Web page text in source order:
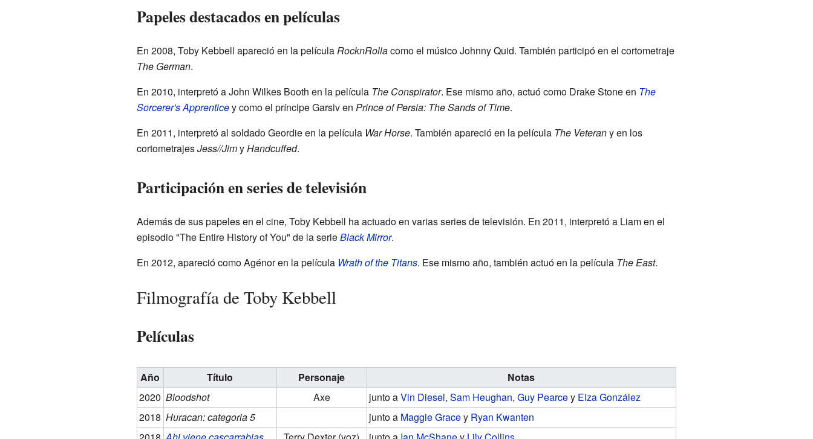
Papeles destacados en películas
En 2008, Toby Kebbell apareció en la películaRocknRollacomo el músico Johnny Quid. También participó en el cortometraje
The German.
En 2010, interpretó a John Wilkes Booth en la película The Conspirator. Ese mismo año, actuó como Drake Stone en The
Sorcerer's Apprenticey como el príncipe Garsiv en Prince of Persia: The Sands of Time.
En 2011, interpretó al soldado Geordie en la película War Horse. También apareció en la película The Veterany en los
cortometrajesJess//JimyHandcuffed.
Participación en series de televisión
Además de sus papeles en el cine, Toby Kebbell ha actuado en varias series de televisión. En 2011, interpretó a Liam en el
episodio "The Entire History of You" de la serieBlack Mirror.
En 2012, apareció como Agénor en la película Wrath of the Titans. Ese mismo año, también actuó en la película The East.
Filmografía de Toby Kebbell
Películas
Año Título Personaje
Notas
2020 Bloodshot Axe junto aVin Diesel, Sam Heughan, Guy Pearcey Eiza González
2018 Huracan: categoria 5 junto a Maggie Gracey Ryan Kwanten